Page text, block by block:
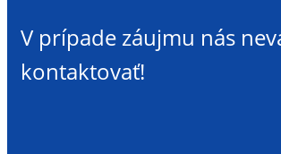
V prípade záujmu nás
kontaktovať!